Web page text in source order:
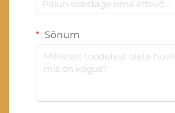
Sõnum